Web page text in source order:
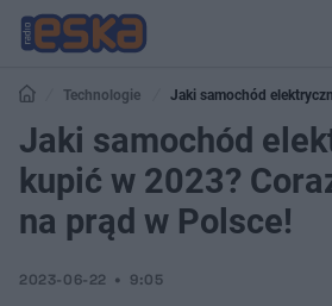
Technologie
Jaki samochód
aut na prąd w Polsce!
Jaki samochód
kupić w 2023?
na prąd w Polsce!
2023-06-22 9:05